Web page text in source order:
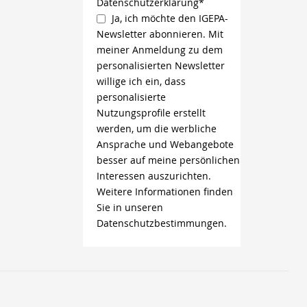
Ja, ich möchte den IGEPA-
Newsletter abonnieren. Mit
meiner Anmeldung zu dem
personalisierten Newsletter
willige ich ein, dass
personalisierte
Nutzungsprofile erstellt
werden, um die werbliche
Ansprache und Webangebote
besser auf meine persönlichen
Interessen auszurichten.
Weitere Informationen finden
Sie in unseren
Datenschutzbestimmungen.